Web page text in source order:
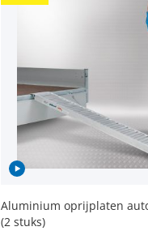
Aluminium oprijplaten
(2 stuks)